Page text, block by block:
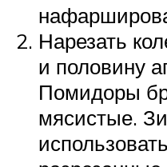
Нарезать
и половину
Помидоры
мясистые.